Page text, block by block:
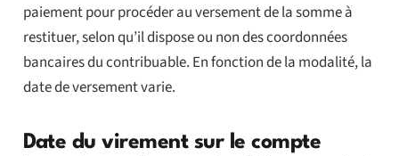
paiement pour procéder au versement de la somme à
restituer, selon qu’il dispose ou non des coordonnées
bancaires du contribuable. En fonction de la modalité, la
date de versement varie.
Date du virement sur le compte